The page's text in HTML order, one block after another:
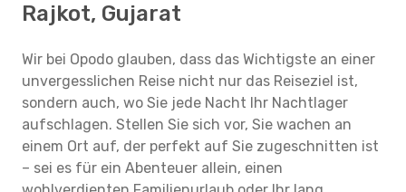
Rajkot, Gujarat
Wir bei Opodo glauben, dass das Wichtigste an einer
unvergesslichen Reise nicht nur das Reiseziel ist,
sondern auch, wo Sie jede Nacht Ihr Nachtlager
aufschlagen. Stellen Sie sich vor, Sie wachen an
einem Ort auf, der perfekt auf Sie zugeschnitten ist
– sei es für ein Abenteuer allein, einen